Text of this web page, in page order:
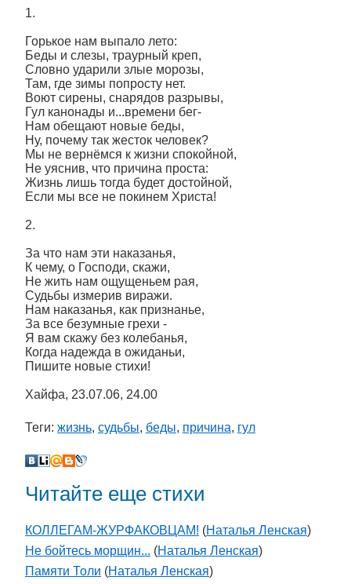
1.
Горькое нам выпало лето:
Беды и слезы, траурный креп,
Словно ударили злые морозы,
Там, где зимы попросту нет.
Воют сирены, снарядов разрывы,
Гул канонады и...времени бег-
Нам обещают новые беды,
Ну, почему так жесток человек?
Мы не вернёмся к жизни спокойной,
Не уяснив, что причина проста:
Жизнь лишь тогда будет достойной,
Если мы все не покинем Христа!
2.
За что нам эти наказанья,
К чему, о Господи, скажи,
Не жить нам ощущеньем рая,
Судьбы измерив виражи.
Нам наказанья, как признанье,
За все безумные грехи -
Я вам скажу без колебанья,
Когда надежда в ожиданьи,
Пишите новые стихи!
Хайфа, 23.07.06, 24.00
Теги: жизнь, судьбы, беды, причина, гул
Читайте еще стихи
КОЛЛЕГАМ-ЖУРФАКОВЦАМ! (Наталья Ленская)
Не бойтесь морщин... (Наталья Ленская)
Памяти Толи (Наталья Ленская)